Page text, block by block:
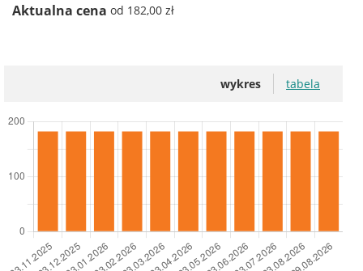
Aktualna cena od 182,00 zł
wykres tabela